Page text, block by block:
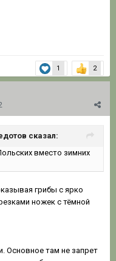
1 2
сказал:
вместо зимних
грибы с ярко
ножек с тёмной
Основное там не запрет